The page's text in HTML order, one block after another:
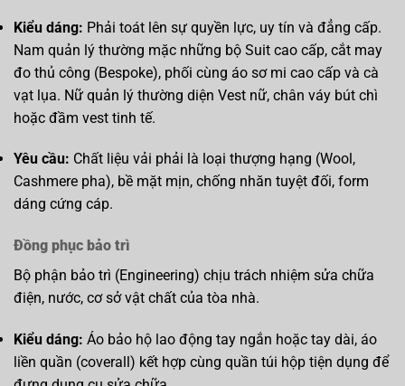
Kiểu dáng: Phải toát lên sự quyền lực, uy tín và đẳng cấp.
Nam quản lý thường mặc những bộ Suit cao cấp, cắt may
đo thủ công (Bespoke), phối cùng áo sơ mi cao cấp và cà
vạt lụa. Nữ quản lý thường diện Vest nữ, chân váy bút chì
hoặc đầm vest tinh tế.
Yêu cầu: Chất liệu vải phải là loại thượng hạng (Wool,
Cashmere pha), bề mặt mịn, chống nhăn tuyệt đối, form
dáng cứng cáp.
Đồng phục bảo trì
Bộ phận bảo trì (Engineering) chịu trách nhiệm sửa chữa
điện, nước, cơ sở vật chất của tòa nhà.
Kiểu dáng: Áo bảo hộ lao động tay ngắn hoặc tay dài, áo
liền quần (coverall) kết hợp cùng quần túi hộp tiện dụng để